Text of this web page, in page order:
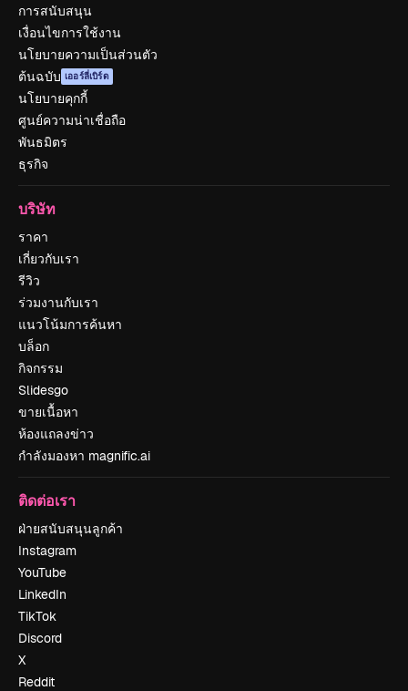
การสนับสนุน
เงื่อนไขการใช้งาน
นโยบายความเป็นส่วนตัว
ต้นฉบับ เออร์ลี่เบิร์ด
นโยบายคุกกี้
ศูนย์ความน่าเชื่อถือ
พันธมิตร
ธุรกิจ
บริษัท
ราคา
เกี่ยวกับเรา
รีวิว
ร่วมงานกับเรา
แนวโน้มการค้นหา
บล็อก
กิจกรรม
Slidesgo
ขายเนื้อหา
ห้องแถลงข่าว
กำลังมองหา magnific.ai
ติดต่อเรา
ฝ่ายสนับสนุนลูกค้า
Instagram
YouTube
LinkedIn
TikTok
Discord
X
Reddit